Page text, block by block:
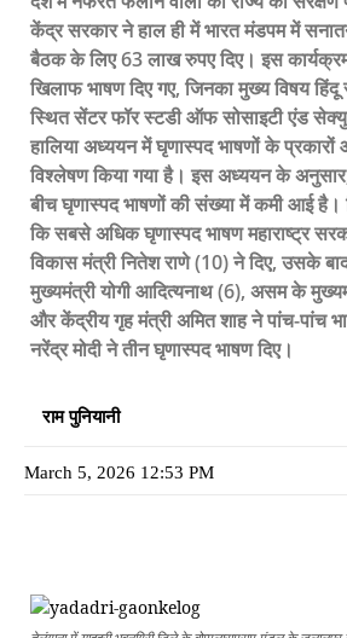
केंद्र सरकार ने हाल ही में भारत मंडपम में
बैठक के लिए 63 लाख रुपए दिए। इस
खिलाफ भाषण दिए गए, जिनका मुख्य विषय हिंदू
स्थित सेंटर फॉर स्टडी ऑफ सोसाइटी एंड
हालिया अध्ययन में घृणास्पद भाषणों के प्रकारों
विश्लेषण किया गया है। इस अध्ययन के
बीच घृणास्पद भाषणों की संख्या में कमी आई है।
कि सबसे अधिक घृणास्पद भाषण महाराष्ट्र
विकास मंत्री नितेश राणे (10) ने दिए, उसके
मुख्यमंत्री योगी आदित्यनाथ (6), असम के
और केंद्रीय गृह मंत्री अमित शाह ने पांच-पांच
नरेंद्र मोदी ने तीन घृणास्पद भाषण दिए।
राम पुनियानी
March 5, 2026 12:53 PM